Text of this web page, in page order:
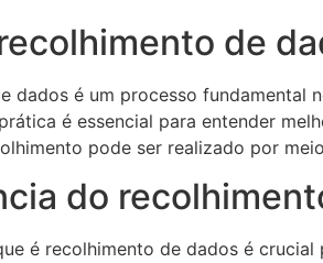
de
dados é um processo fundamental
é essencial para entender
pode ser realizado por
do
é recolhimento de dados é